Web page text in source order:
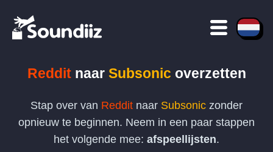
Redditnaar Subsonic overzetten
Stap over van Reddit naar Subsonic zonder
opnieuw te beginnen. Neem in een paar stappen
het volgende mee: afspeellijsten.